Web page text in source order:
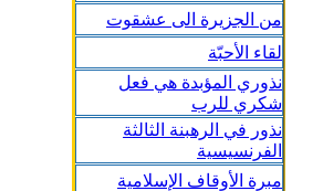
من الجزيرة الى عشقوت
لقاء الأحبّة
نذوري المؤبدة هي فعل
شكري للرب
نذور في الرهبنة الثالثة
الفرنسيسية
مبرة الأوقاف الإسلامية